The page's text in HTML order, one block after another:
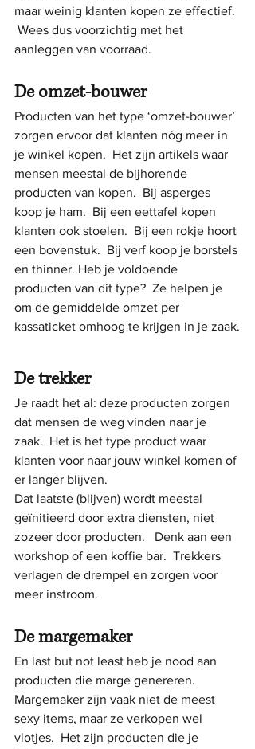
maar weinig klanten kopen ze effectief.
Wees dus voorzichtig met het
aanleggen van voorraad.
De omzet-bouwer
Producten van het type ‘omzet-bouwer’
zorgen ervoor dat klanten nóg meer in
je winkel kopen.  Het zijn artikels waar
mensen meestal de bijhorende
producten van kopen.  Bij asperges
koop je ham.  Bij een eettafel kopen
klanten ook stoelen.  Bij een rokje hoort
een bovenstuk.  Bij verf koop je borstels
en thinner. Heb je voldoende
producten van dit type?  Ze helpen je
om de gemiddelde omzet per
kassaticket omhoog te krijgen in je zaak.
De trekker
Je raadt het al: deze producten zorgen
dat mensen de weg vinden naar je
zaak.  Het is het type product waar
klanten voor naar jouw winkel komen of
er langer blijven.
Dat laatste (blijven) wordt meestal
geïnitieerd door extra diensten, niet
zozeer door producten.   Denk aan een
workshop of een koffie bar.  Trekkers
verlagen de drempel en zorgen voor
meer instroom.
De margemaker
En last but not least heb je nood aan
producten die marge genereren.
Margemaker zijn vaak niet de meest
sexy items, maar ze verkopen wel
vlotjes.  Het zijn producten die je